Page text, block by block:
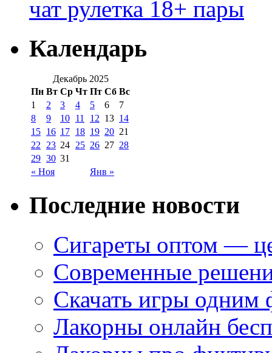
чат рулетка 18+ пары
Календарь
Декабрь 2025
Пн Вт Ср Чт Пт Сб Вс
« Ноя Янв »
1 2 3 4 5 6
7
8
9 10 11 12 13 14
15 16 17 18 19 20 21
22 23 24 25 26 27 28
29 30 31
Последние новости
Сигареты оптом —
Современные
Скачать игры одним
Лакорны онлайн